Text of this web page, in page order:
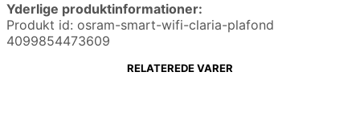
Yderlige produktinformationer:
Produkt id: osram-smart-wifi-claria-plafond
4099854473609
RELATEREDE VARER